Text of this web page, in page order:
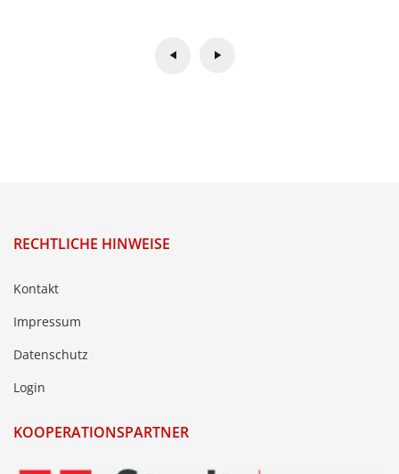
RECHTLICHE HINWEISE
Kontakt
Impressum
Datenschutz
Login
KOOPERATIONSPARTNER